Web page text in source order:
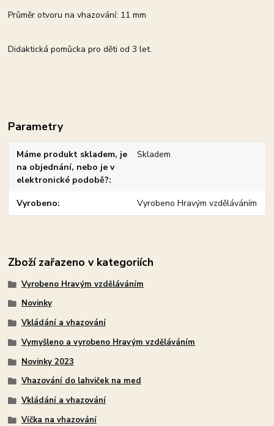
Průměr otvoru na vhazování: 11 mm
Didaktická pomůcka pro děti od 3 let.
Parametry
Máme produkt skladem, je
na objednání, nebo je v
elektronické podobě?
Skladem
Vyrobeno Vyrobeno Hravým vzděláváním
Zboží zařazeno v kategoriích
Vyrobeno Hravým vzděláváním
Novinky
Vkládání a vhazování
Vymyšleno a vyrobeno Hravým vzděláváním
Novinky 2023
Vhazování do lahviček na med
Vkládání a vhazování
Víčka na vhazování